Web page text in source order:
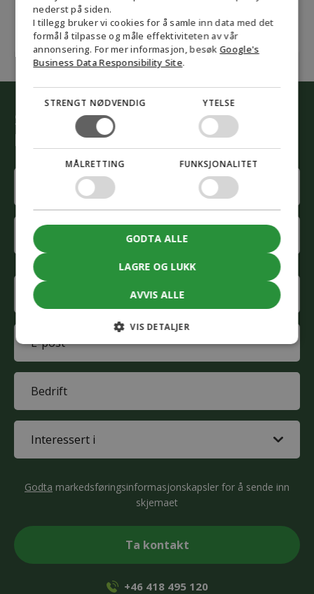
Start den grønne omstillingen
La våre rådgivere hjelpe deg
First
name
Last
name
Phone
(Påkrevd)
mail
(Påkrevd)
(Påkrevd)
(Påkrevd)
Godta markedsføringsinformasjonskapsler for å sende inn
skjemaet
+46 418 495 120
SWEDISH
nederst på siden.
I tillegg bruker vi cookies for å samle inn data med det
formål å tilpasse og måle effektiviteten av vår
annonsering. For mer informasjon, besøkGoogle's
Business Data Responsibility Site.
STRENGT NØDVENDIG YTELSE
MÅLRETTING FUNKSJONALITET
LAGRE OG LUKK
GODTA ALLE
AVVIS ALLE
VIS DETALJER